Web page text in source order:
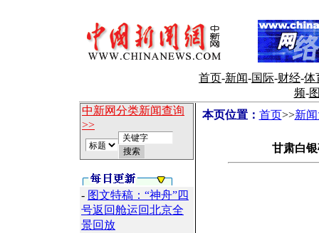
首页-新闻-国际-财经-体
频-
中新网分类新闻查询
>>
- 图文特稿：“神舟”四
号返回舱运回北京全
景回放
本页位置： 首页>>新
甘肃白